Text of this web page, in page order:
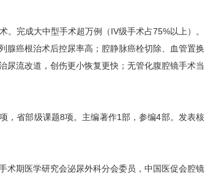
完成大中型手术超万例（IV级手术占75%以上）。
腺癌根治术后控尿率高；腔静脉癌栓切除、血管置换
尿流改道，创伤更小恢复更快；无管化腹腔镜手术当
，省部级课题8项。主编著作1部，参编4部。发表核
术期医学研究会泌尿外科分会委员，中国医促会腔镜